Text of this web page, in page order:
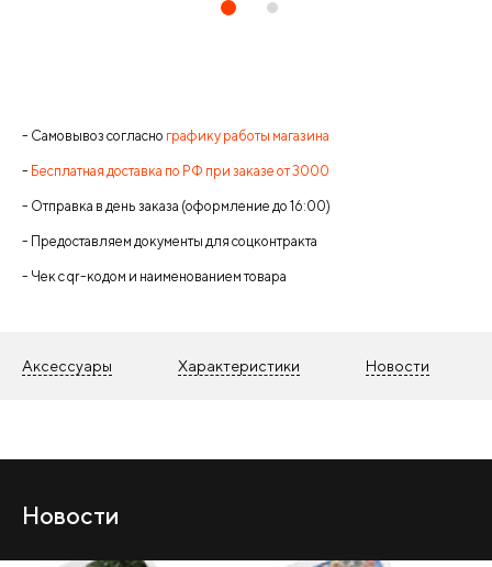
- Самовывоз согласно графику работы магазина
- Бесплатная доставка по РФ при заказе от 3000
- Отправка в день заказа (оформление до 16:00)
- Предоставляем документы для соцконтракта
- Чек с qr-кодом и наименованием товара
Аксессуары Характеристики Новости
Новости